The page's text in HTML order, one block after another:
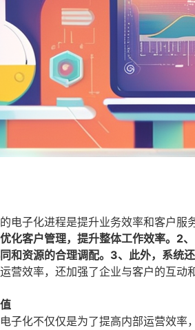
电子化进程是提升业务效率和客户服
化客户管理，提升整体工作效率。2
和资源的合理调配。3、此外，系统
营效率，还加强了企业与客户的互动
子化不仅仅是为了提高内部运营效